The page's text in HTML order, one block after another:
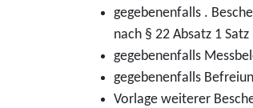
gegebenenfalls .
nach § 22 Absatz 1
gegebenenfalls
gegebenenfalls
Vorlage weiterer